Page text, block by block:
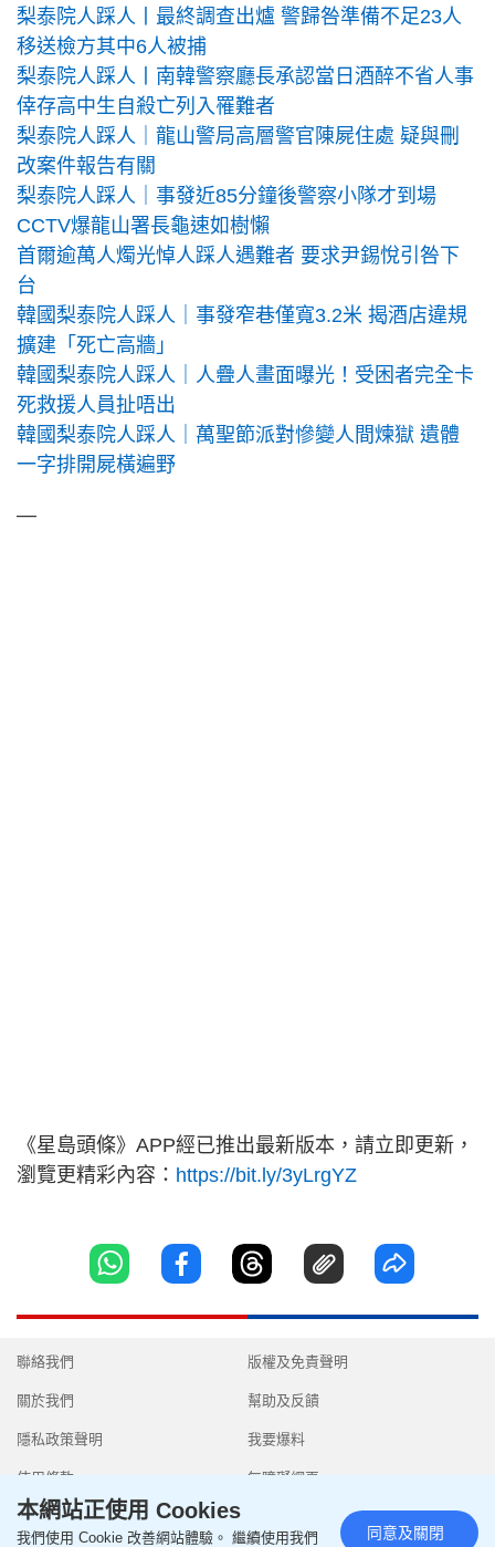
梨泰院人踩人丨最終調查出爐 警歸咎準備不足23人
移送檢方其中6人被捕
梨泰院人踩人丨南韓警察廳長承認當日酒醉不省人事
倖存高中生自殺亡列入罹難者
梨泰院人踩人｜龍山警局高層警官陳屍住處 疑與刪
改案件報告有關
梨泰院人踩人｜事發近85分鐘後警察小隊才到場
CCTV爆龍山署長龜速如樹懶
首爾逾萬人燭光悼人踩人遇難者 要求尹錫悅引咎下
台
韓國梨泰院人踩人｜事發窄巷僅寬3.2米 揭酒店違規
擴建「死亡高牆」
韓國梨泰院人踩人｜人疊人畫面曝光！受困者完全卡
死救援人員扯唔出
韓國梨泰院人踩人｜萬聖節派對慘變人間煉獄 遺體
一字排開屍橫遍野
—
《星島頭條》APP經已推出最新版本，請立即更新，
瀏覽更精彩內容： https://bit.ly/3yLrgYZ
聯絡我們
關於我們
隱私政策聲明
使用條款
版權及免責聲明
幫助及反饋
我要爆料
無障礙網頁
本網站正使用 Cookies
我們使用 Cookie 改善網站體驗。 繼續使用我們 同意及關閉